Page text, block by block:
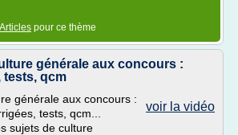
pour ce thème
générale aux concours :
tests, qcm
voir la vidéo
générale aux concours :
tests, qcm...
sujets de culture